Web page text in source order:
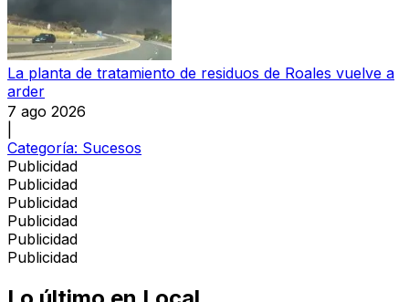
La planta de tratamiento de residuos de Roales vuelve a
arder
7 ago 2026
Categoría: Sucesos
Publicidad
Publicidad
Publicidad
Publicidad
Publicidad
Publicidad